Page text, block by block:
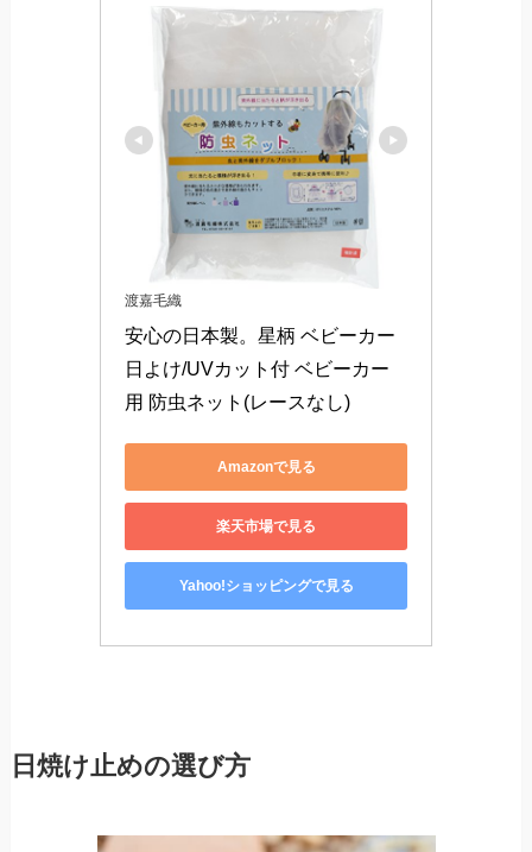
渡嘉毛織
安心の日本製。星柄 ベビーカー
日よけ/UVカット付 ベビーカー
用 防虫ネット(レースなし)
Amazonで見る
楽天市場で見る
Yahoo!ショッピングで見る
日焼け止めの選び方